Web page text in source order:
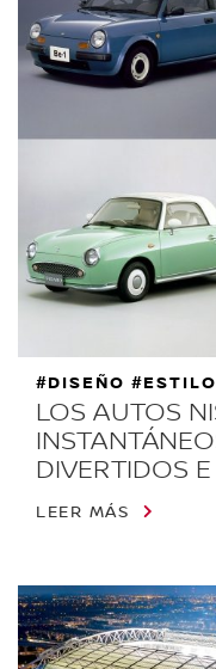
LOS AUTOS
DIVERTIDOS
#DISEÑO
LEER MÁS